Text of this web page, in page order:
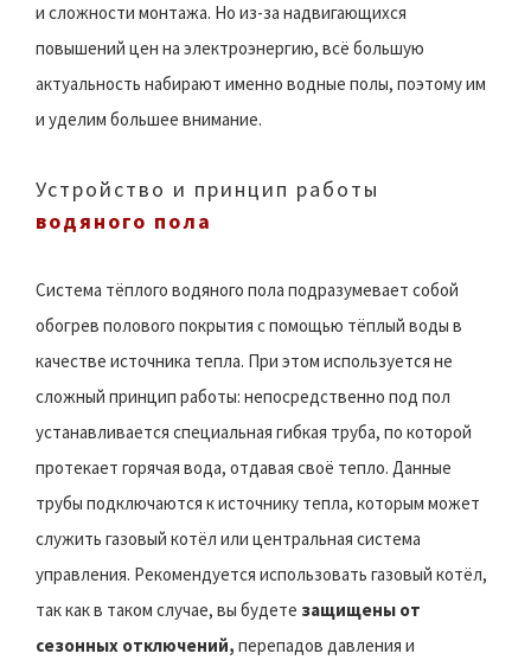
и сложности монтажа. Но из-за надвигающихся
повышений цен на электроэнергию, всё большую
актуальность набирают именно водные полы, поэтому им
и уделим большее внимание.
Устройство и принцип работы
водяного пола
Система тёплого водяного пола подразумевает собой
обогрев полового покрытия с помощью тёплый воды в
качестве источника тепла. При этом используется не
сложный принцип работы: непосредственно под пол
устанавливается специальная гибкая труба, по которой
протекает горячая вода, отдавая своё тепло. Данные
трубы подключаются к источнику тепла, которым может
служить газовый котёл или центральная система
управления. Рекомендуется использовать газовый котёл,
так как в таком случае, вы будете защищены от
сезонных отключений, перепадов давления и